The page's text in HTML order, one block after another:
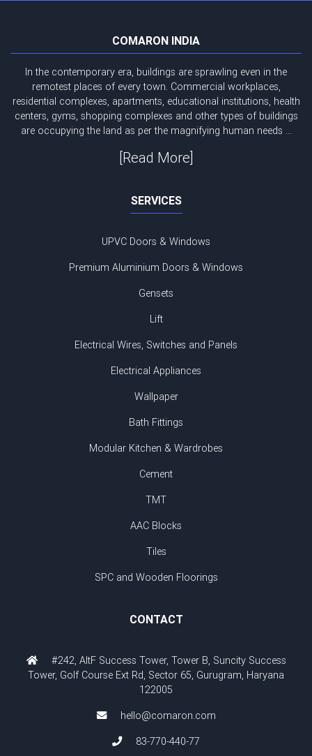
COMARON INDIA
In the contemporary era, buildings are sprawling even in the
remotest places of every town. Commercial workplaces,
residential complexes, apartments, educational institutions, health
centers, gyms, shopping complexes and other types of buildings
are occupying the land as per the magnifying human needs ...
[Read More]
SERVICES
UPVC Doors & Windows
Premium Aluminium Doors & Windows
Gensets
Lift
Electrical Wires, Switches and Panels
Electrical Appliances
Wallpaper
Bath Fittings
Modular Kitchen & Wardrobes
Cement
TMT
AAC Blocks
Tiles
SPC and Wooden Floorings
CONTACT
#242, AltF Success Tower, Tower B, Suncity Success
Tower, Golf Course Ext Rd, Sector 65, Gurugram, Haryana
122005
hello@comaron.com
83-770-440-77